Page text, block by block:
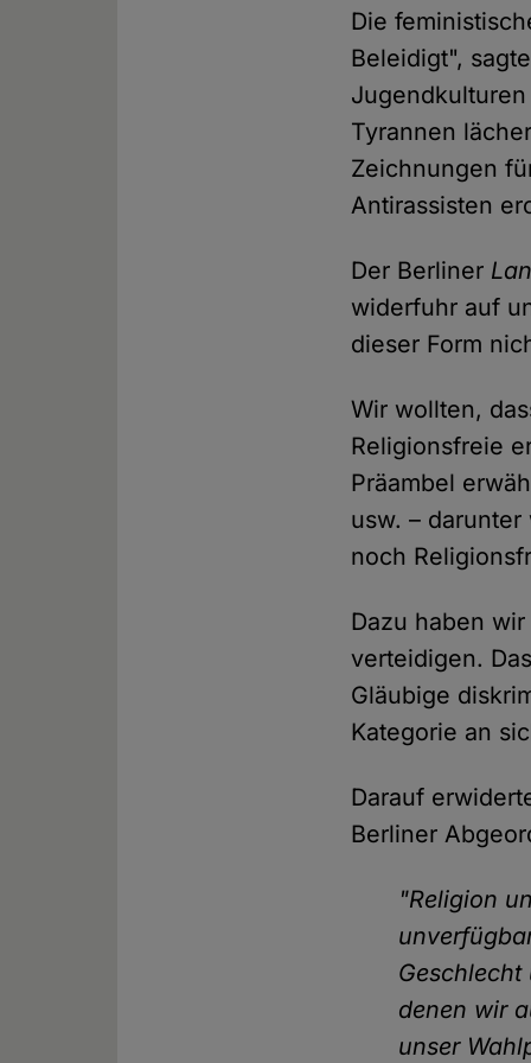
Die
Beleidigt",
Tyrannen
Zeichnungen
Antirassisten
Der Berliner
widerfuhr auf
dieser Form
Wir wollten,
Religionsfreie
Präambel
usw. –
noch
Dazu haben
verteidigen.
Gläubige
Kategorie an
Darauf
Berliner
"Religion
denen wir
unser